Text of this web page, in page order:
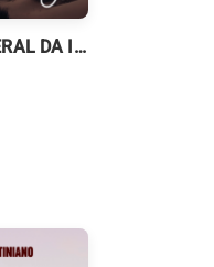
A ILUSÃO NEOLIBERAL DA INDÚSTRIA